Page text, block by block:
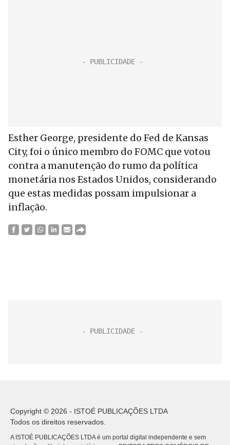
Esther George, presidente do Fed de Kansas
City, foi o único membro do FOMC que votou
contra a manutenção do rumo da política
monetária nos Estados Unidos, considerando
que estas medidas possam impulsionar a
inflação.
Copyright © 2026 - ISTOÉ PUBLICAÇÕES LTDA
Todos os direitos reservados.
A ISTOÉ PUBLICAÇÕES LTDA é um portal digital independente e sem